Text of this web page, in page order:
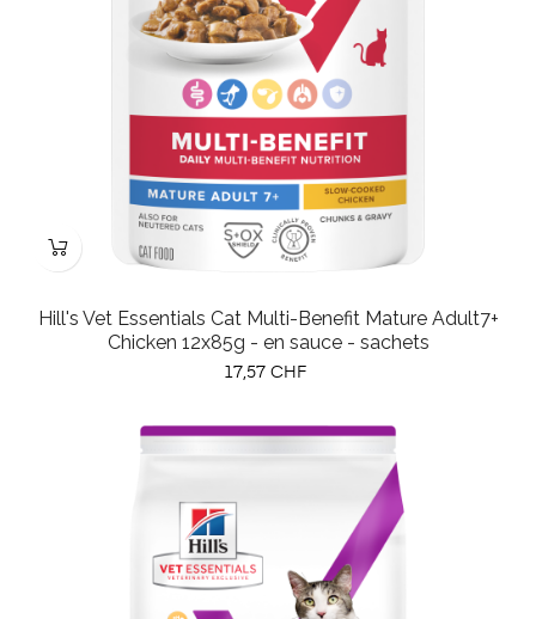
Hill's Vet Essentials Cat Multi-Benefit Mature Adult7+
Chicken 12x85g - en sauce - sachets
Prix
17,57 CHF